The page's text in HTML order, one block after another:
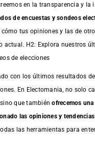
en la transparencia y la
deencuestas y sondeos
tus opiniones y las de
actual. H2: Explora nuestros
de elecciones
con los últimos resultados
En Electomania, no solo
que tambiénofrecemos
las opiniones y
las herramientas para